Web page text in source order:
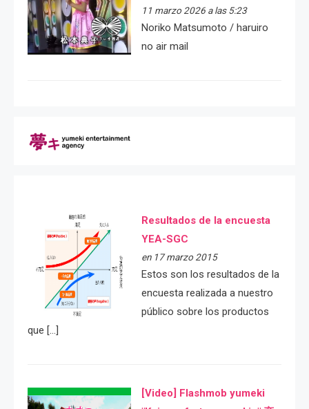
11 marzo 2026 a las 5:23
Noriko Matsumoto / haruiro
no air mail
Resultados de la encuesta
YEA-SGC
en 17 marzo 2015
Estos son los resultados de la
encuesta realizada a nuestro
público sobre los productos
que […]
[Video] Flashmob yumeki